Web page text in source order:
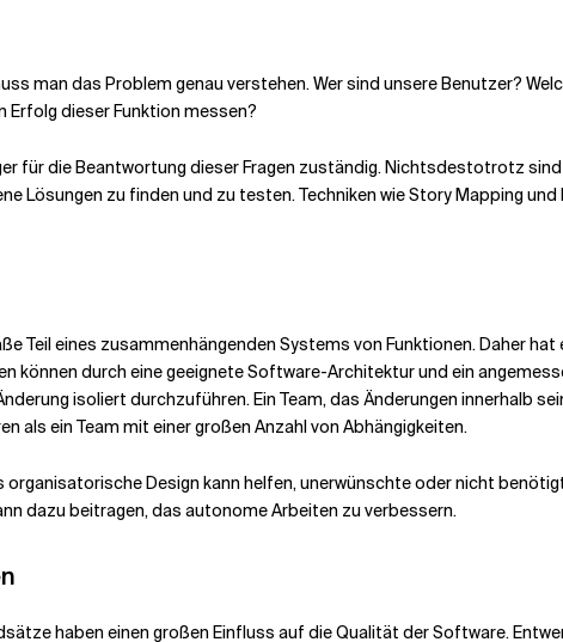
man das Problem genau verstehen. Wer sind unsere Benutzer?
Erfolg dieser Funktion messen?
für die Beantwortung dieser Fragen zuständig. Nichtsdestotrotz
Lösungen zu finden und zu testen. Techniken wie Story Mapping
Teil eines zusammenhängenden Systems von Funktionen. Daher
können durch eine geeignete Software-Architektur und ein
isoliert durchzuführen. Ein Team, das Änderungen innerhalb
als ein Team mit einer großen Anzahl von Abhängigkeiten.
Design kann helfen, unerwünschte oder nicht
dazu beitragen, das autonome Arbeiten zu verbessern.
haben einen großen Einfluss auf die Qualität der Software.